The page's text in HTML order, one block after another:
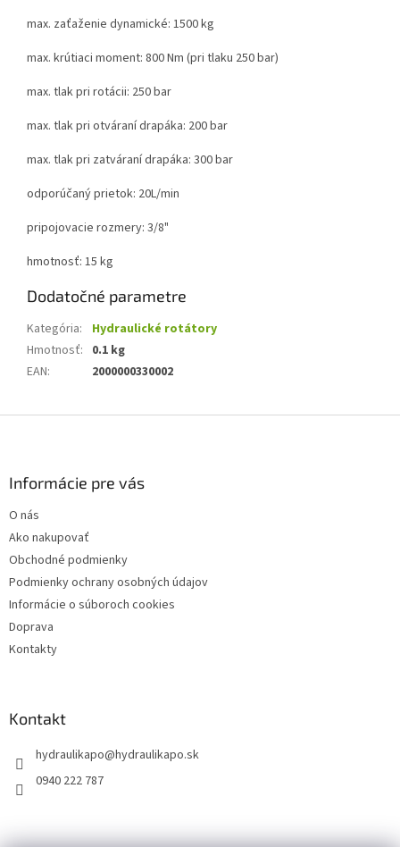
max. zaťaženie dynamické: 1500 kg
max. krútiaci moment: 800 Nm (pri tlaku 250 bar)
max. tlak pri rotácii: 250 bar
max. tlak pri otváraní drapáka: 200 bar
max. tlak pri zatváraní drapáka: 300 bar
odporúčaný prietok: 20L/min
pripojovacie rozmery: 3/8"
hmotnosť: 15 kg
Dodatočné parametre
Kategória:
Hydraulické rotátory
Hmotnosť: 0.1 kg
EAN: 2000000330002
Informácie pre vás
O nás
Ako nakupovať
Obchodné podmienky
Podmienky ochrany osobných údajov
Informácie o súboroch cookies
Doprava
Kontakty
Kontakt
hydraulikapo@hydraulikapo.sk
0940 222 787